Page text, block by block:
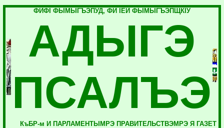
ФИФI ФЫМЫГЪЭПУД, ФИ IЕЙ ФЫМЫГЪЭПЩКIУ
АДЫГЭ
ПСАЛЪЭ
КъБР-м И ПАРЛАМЕНТЫМРЭ ПРАВИТЕЛЬСТВЭМРЭ Я ГАЗЕТ